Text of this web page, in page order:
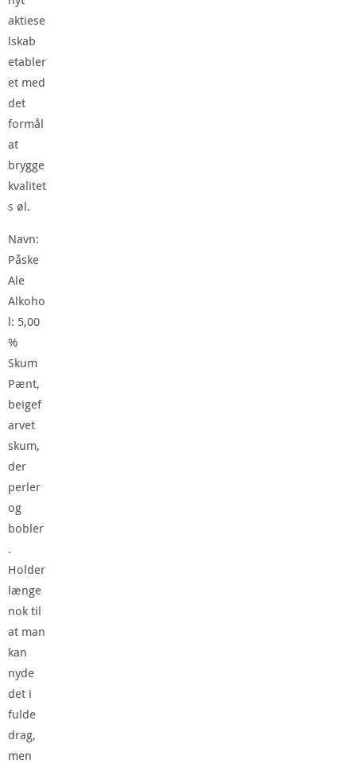
aktiese
lskab
etabler
et med
det
formål
at
brygge
kvalitet
s øl.
Navn:
Påske
Ale
Alkoho
l: 5,00
%
Skum
Pænt,
beigef
arvet
skum,
der
perler
og
bobler
.
Holder
længe
nok til
at man
kan
nyde
det i
fulde
drag,
men